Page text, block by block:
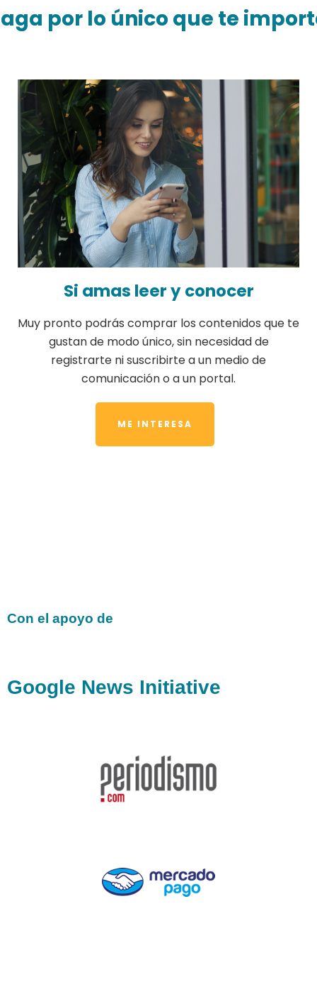
por lo único que te
Si amas leer y conocer
Muy pronto podrás comprar los contenidos que te
gustan de modo único, sin necesidad de
registrarte ni suscribirte a un medio de
comunicación o a un portal.
ME INTERESA
Con el apoyo de
Google News Initiative